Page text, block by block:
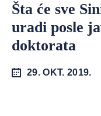
Šta će sve
uradi posle
doktorata
29. OKT. 2019.